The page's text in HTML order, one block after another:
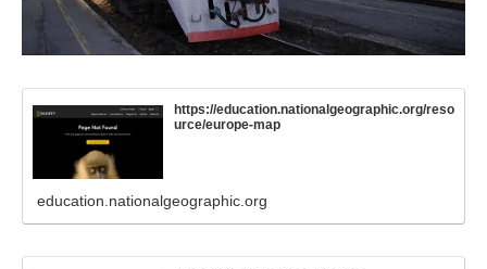
https://education.nationalgeographic.org/reso
urce/europe-map
education.nationalgeographic.org